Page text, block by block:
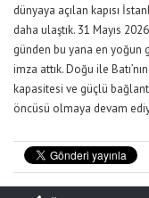
dünyaya açılan kapısı
daha ulaştık. 31 Mayıs
günden bu yana en yoğun
imza attık. Doğu ile
kapasitesi ve güçlü
öncüsü olmaya devam